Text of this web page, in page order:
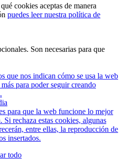
cookies aceptas de manera
puedes leer nuestra política de
Son necesarias para que
que nos indican cómo se usa la web
para poder seguir creando
para que la web funcione lo mejor
rechaza estas cookies, algunas
entre ellas, la reproducción de
insertados.
todo